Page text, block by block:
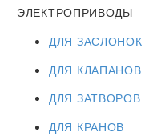
ЭЛЕКТРОПРИВОДЫ
ДЛЯ ЗАСЛОНОК
ДЛЯ КЛАПАНОВ
ДЛЯ ЗАТВОРОВ
ДЛЯ КРАНОВ